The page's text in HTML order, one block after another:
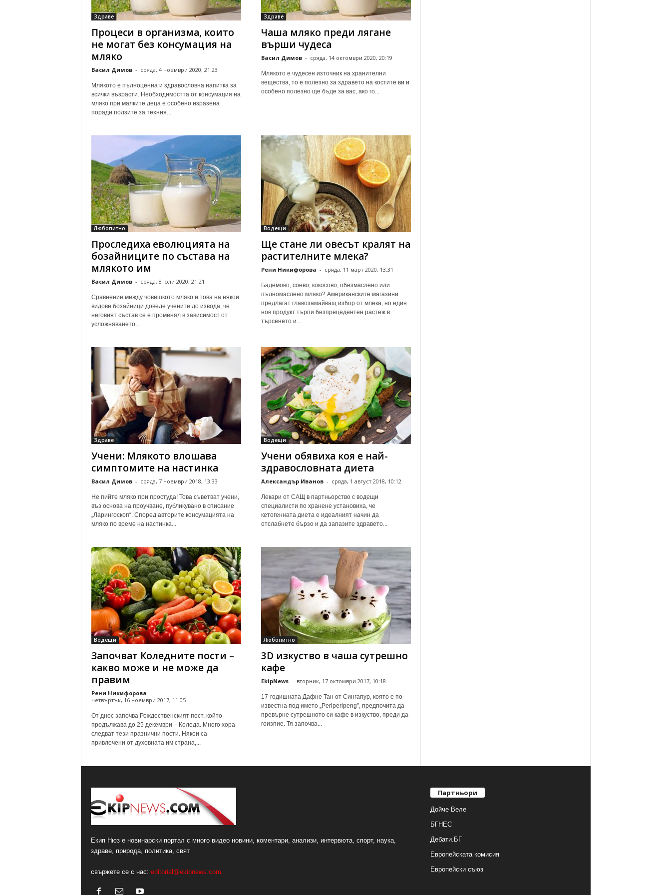
Здраве
Процеси в организма, които
не могат без консумация на
мляко
Васил Димов - сряда, 4 ноември 2020, 21:23
Млякото е пълноценна и здравословна напитка за
всички възрасти. Необходимостта от консумация на
мляко при малките деца е особено изразена
поради ползите за техния...
Здраве
Чаша мляко преди лягане
върши чудеса
Васил Димов - сряда, 14 октомври 2020, 20:19
Млякото е чудесен източник на хранителни
вещества, то е полезно за здравето на костите ви и
особено полезно ще бъде за вас, ако го...
Любопитно
Проследиха еволюцията на
бозайниците по състава на
млякото им
Васил Димов - сряда, 8 юли 2020, 21:21
Сравнение между човешкото мляко и това на някои
видове бозайници доведе учените до извода, че
неговият състав се е променял в зависимост от
усложняването...
Водещи
Ще стане ли овесът кралят на
растителните млека?
Рени Никифорова - сряда, 11 март 2020, 13:31
Бадемово, соево, кокосово, обезмаслено или
пълномаслено мляко? Американските магазини
предлагат главозамайващ избор от млека, но един
нов продукт търпи безпрецедентен растеж в
търсенето и...
Здраве
Учени: Млякото влошава
симптомите на настинка
Васил Димов - сряда, 7 ноември 2018, 13:33
Не пийте мляко при простуда! Това съветват учени,
въз основа на проучване, публикувано в списание
„Ларингоскоп“. Според авторите консумацията на
мляко по време на настинка...
Водещи
Учени обявиха коя е най-
здравословната диета
Александър Иванов - сряда, 1 август 2018, 10:12
Лекари от САЩ в партньорство с водещи
специалисти по хранене установиха, че
кетогенната диета е идеалният начин да
отслабнете бързо и да запазите здравето...
Водещи
Започват Коледните пости –
какво може и не може да
правим
Рени Никифорова -
четвъртък, 16 ноември 2017, 11:05
От днес започва Рождественският пост, който
продължава до 25 декември – Коледа. Много хора
следват тези празнични пости. Някои са
привлечени от духовната им страна,...
Любопитно
3D изкуство в чаша сутрешно
кафе
EkipNews - вторник, 17 октомври 2017, 10:18
17-годишната Дафне Тан от Сингапур, която е по-
известна под името „Periperipeng”, предпочита да
превърне сутрешното си кафе в изкуство, преди да
гоизпие. Тя започва...
Екип Нюз е новинарски портал с много видео новини, коментари, анализи, интервюта, спорт, наука,
здраве, природа, политика, свят
свържете се с нас: editorial@ekipnews.com
Партньори
Дойче Веле
БГНЕС
Дебати.БГ
Европейската комисия
Европейски съюз